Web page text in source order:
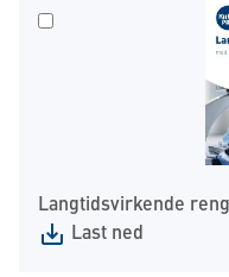
Langtidsvirkende
Last ned